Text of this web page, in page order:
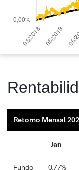
Retorno Mensal
Jan
Fundo -0,77%